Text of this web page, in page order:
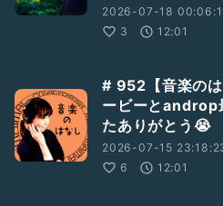
2026-07-18
3
12:01
# 952【音楽の
ービーとandrop
たありがとう😭
2026-07-15
6
12:01